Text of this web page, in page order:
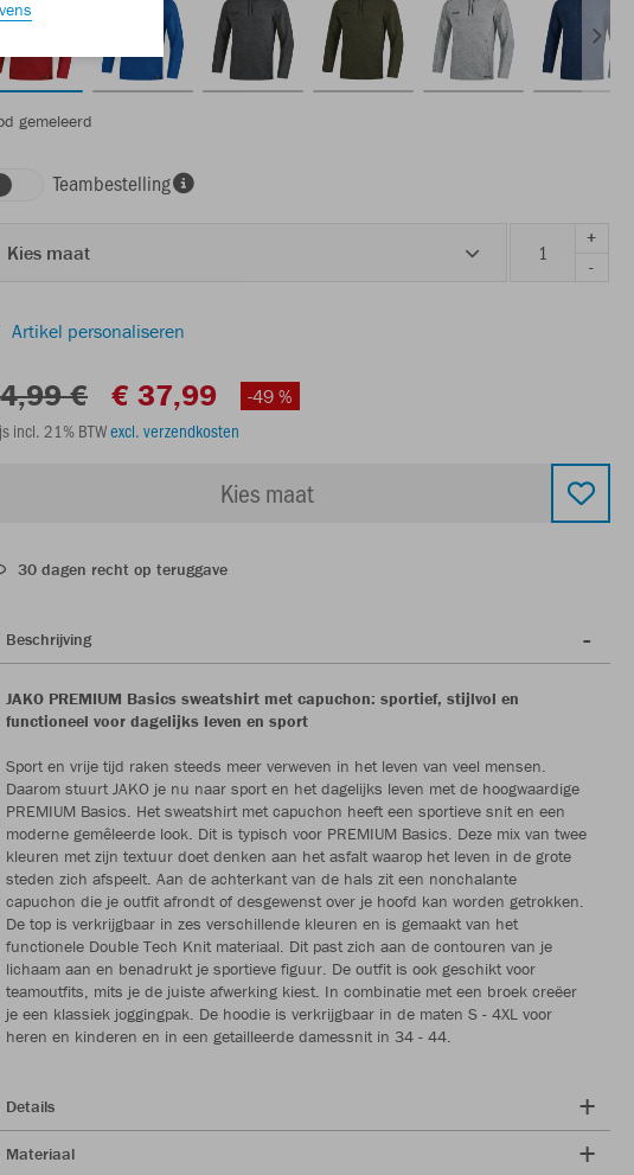
gemeleerd
Teambestelling
Kies maat
+
-
Artikel personaliseren
€ € 37,99
-49 %
incl. 21% BTWexcl. verzendkosten
Kies maat
30 dagen recht op teruggave
Beschrijving
JAKO PREMIUM Basics sweatshirt met capuchon: sportief, stijlvol en
functioneel voor dagelijks leven en sport
Sport en vrije tijd raken steeds meer verweven in het leven van veel mensen.
Daarom stuurt JAKO je nu naar sport en het dagelijks leven met de hoogwaardige
PREMIUM Basics. Het sweatshirt met capuchon heeft een sportieve snit en een
moderne gemêleerde look. Dit is typisch voor PREMIUM Basics. Deze mix van twee
kleuren met zijn textuur doet denken aan het asfalt waarop het leven in de grote
steden zich afspeelt. Aan de achterkant van de hals zit een nonchalante
capuchon die je outfit afrondt of desgewenst over je hoofd kan worden getrokken.
De top is verkrijgbaar in zes verschillende kleuren en is gemaakt van het
functionele Double Tech Knit materiaal. Dit past zich aan de contouren van je
lichaam aan en benadrukt je sportieve figuur. De outfit is ook geschikt voor
teamoutfits, mits je de juiste afwerking kiest. In combinatie met een broek creëer
je een klassiek joggingpak. De hoodie is verkrijgbaar in de maten S - 4XL voor
heren en kinderen en in een getailleerde damessnit in 34 - 44.
Details
Materiaal